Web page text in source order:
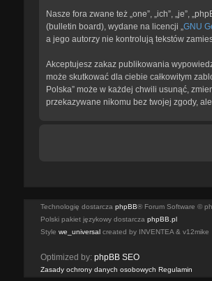
Nasze fora zwane też „one”, „ich”, „je”,
(bulletin board), wydane na licencji „GNU
a jego autorzy nie kontrolują tekstów
Akceptujesz zakaz publikowania
może skutkować dla ciebie całkowitym
Polska” może w każdej chwili usunąć,
przekazywane nikomu bez twojej zgody,
Technologię dostarcza phpBB® Forum Software ©
Polski pakiet językowy dostarcza phpBB.pl
Style we_universalcreated by INVENTEA & v12mike
Optimized by: phpBB SEO
Zasady ochrony danych osobowych Regulamin